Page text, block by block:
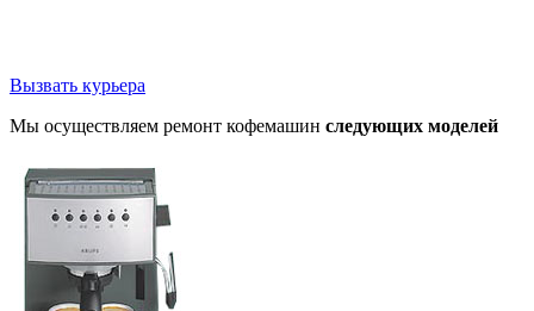
Вызвать курьера
Мы осуществляем ремонт кофемашин следующих моделей